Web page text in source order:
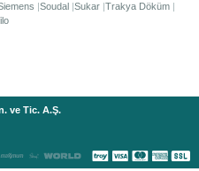
Soudal Sukar Trakya Döküm
ve Tic. A.Ş.